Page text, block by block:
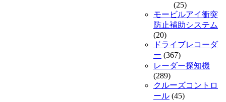
(25)
モービルアイ衝突
防止補助システム
(20)
ドライブレコーダ
ー (367)
レーダー探知機
(289)
クルーズコントロ
ール (45)